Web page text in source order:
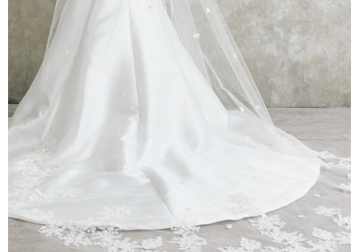
購入の流れ -
カラーオーダー・デザイン変更
ご自宅試着 よくある質問
Voice
フォトギャラリー
先輩カップルレポート
-
お役立ちコラム
Contact
-